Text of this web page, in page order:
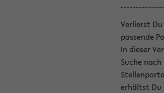
Verlierst
passende
In dieser
Suche
erhältst Du